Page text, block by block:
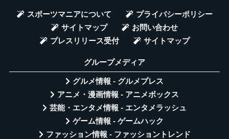
スポーツマニアについて
プライバシーポリシー
サイトマップ
お問い合わせ
プレスリリース受付
サイトマップ
グループメディア
グルメ情報 - グルメプレス
アニメ・漫画情報 - アニメボックス
芸能・エンタメ情報 - エンタメラッシュ
ゲーム情報 - ゲームハック
ファッション情報 - ファッショントレンド